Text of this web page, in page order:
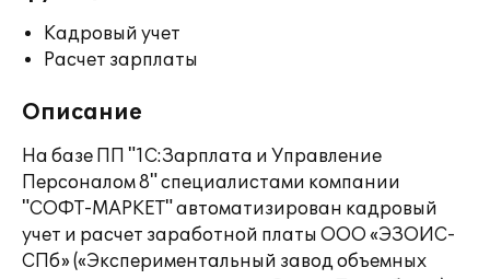
Кадровый учет
Расчет зарплаты
Описание
На базе ПП "1С:Зарплата и Управление
Персоналом 8" специалистами компании
"СОФТ-МАРКЕТ" автоматизирован кадровый
учет и расчет заработной платы ООО «ЭЗОИС-
СПб» («Экспериментальный завод объемных